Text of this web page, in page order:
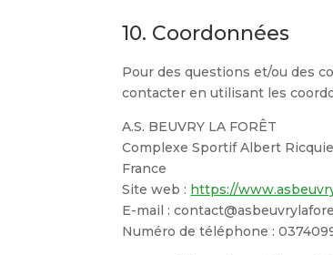
10. Coordonnées
Pour des questions et/ou des
contacter en utilisant les
A.S. BEUVRY LA FORÊT
Complexe Sportif Albert
France
Site web : https://
E-mail :contact@
Numéro de téléphone :